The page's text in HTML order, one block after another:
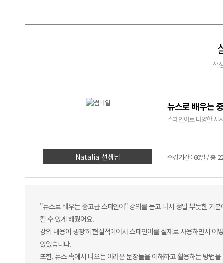
작
Natalia 선생님
뉴스로 배우는
스페인어로 다양한 시
수강기간 : 60일 / 총
"뉴스로 배우는 중고급 스페인어" 강의를 듣고 나서 정말 뿌듯한 기
킬 수 있게 해줬어요.
강의 내용이 굉장히 현실적이어서 스페인어를 실제로 사용하면서
있었습니다.
또한, 뉴스 속에서 나오는 어려운 문장들을 이해하고 활용하는 방법